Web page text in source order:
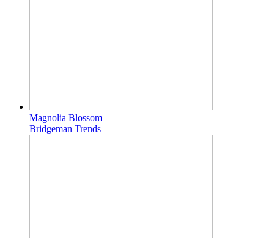
Magnolia Blossom
Bridgeman Trends